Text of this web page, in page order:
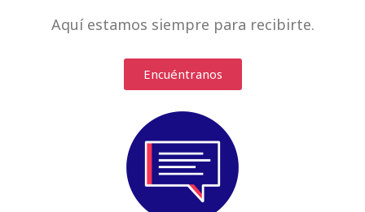
Aquí estamos siempre para recibirte.
Encuéntranos